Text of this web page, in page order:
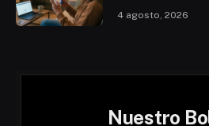
4 agosto, 2026
Nuestro